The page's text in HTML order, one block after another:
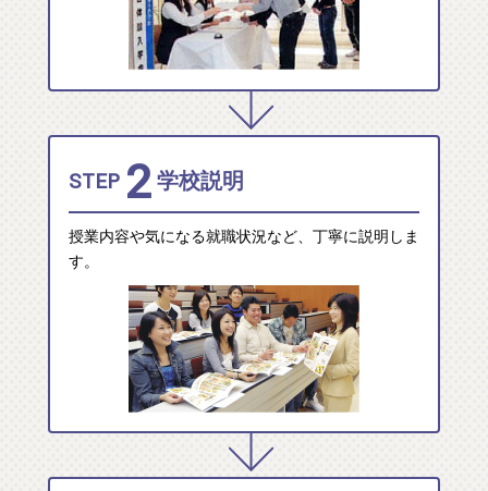
STEP 2 学校説明
授業内容や気になる就職状況など、丁寧に説明しま
す。